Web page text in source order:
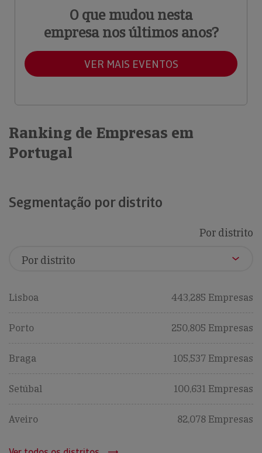
O que mudou nesta
empresa nos últimos anos?
VER MAIS EVENTOS
Ranking de Empresas em
Portugal
Segmentação por distrito
Por distrito
Lisboa 443,285 Empresas
Porto 250,805 Empresas
Braga 105,537 Empresas
Setúbal 100,631 Empresas
Aveiro 82,078 Empresas